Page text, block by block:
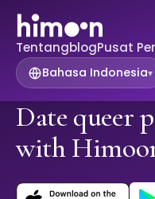
TentangblogPusat
Bahasa Indonesia▾
Date queer
with